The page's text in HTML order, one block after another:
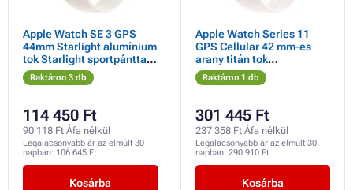
Apple Watch SE 3 GPS
44mm Starlight alumínium
tok Starlight sportpánttal -
S/M
Raktáron 3 db
114 450 Ft
90 118 Ft Áfa nélkül
Legalacsonyabb ár az elmúlt 30
napban: 106 645 Ft
Kosárba
Apple Watch Series 11
GPS Cellular 42 mm-es
arany titán tok
világospiros sportpánttal -
S/M
Raktáron 1 db
301 445 Ft
237 358 Ft Áfa nélkül
Legalacsonyabb ár az elmúlt 30
napban: 290 910 Ft
Kosárba